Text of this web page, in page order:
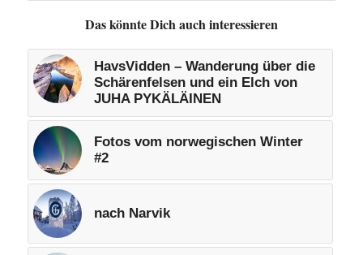
Das könnte Dich auch interessieren
HavsVidden – Wanderung über die
Schärenfelsen und ein Elch von
JUHA PYKÄLÄINEN
Fotos vom norwegischen Winter
#2
nach Narvik